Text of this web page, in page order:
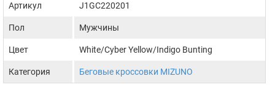
Артикул J1GC220201
Пол Мужчины
Цвет White/Cyber Yellow/Indigo Bunting
Категория Беговые кроссовки MIZUNO